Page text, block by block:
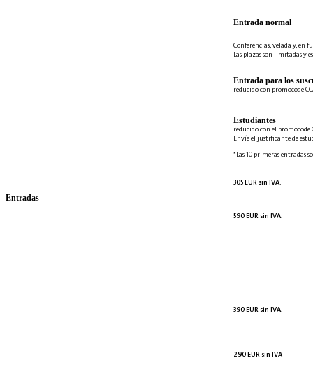
Entrada normal
Conferencias, velada y, en
Las plazas son limitadas y
Entrada para los
reducido con promocode
Estudiantes
reducido con el promocode
Envíe el justificante de
*Las 10 primeras entradas
305 EUR sin IVA.
590 EUR sin IVA.
390 EUR sin IVA.
290 EUR sin IVA
Entradas